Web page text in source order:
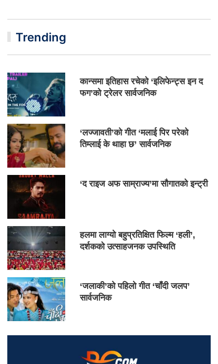
Trending
कान्समा इतिहास रचेको ‘इलिफेन्ट्स इन द
फग’को ट्रेलर सार्वजनिक
‘लज्जावती’को गीत ‘मलाई पिर परेको
तिम्लाई के थाहा छ’ सार्वजनिक
‘द राइज अफ साम्राज्य’मा सौगातको इन्ट्री
हलमा लाग्यो बहुप्रतिक्षित फिल्म ‘हली’,
दर्शकको उत्साहजनक उपस्थिति
‘जलाकी’को पहिलो गीत ‘चाँदी जलप’
सार्वजनिक